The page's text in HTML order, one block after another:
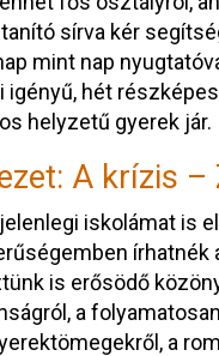
tanító sírva kér
mint nap
igényű, hét
helyzetű gyerek jár.
A krízis –
iskolámat is
írhatnék
is erősödő
a
a